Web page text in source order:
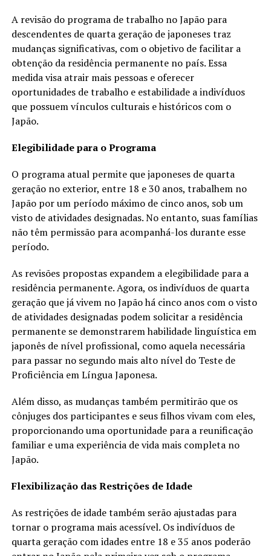
A revisão do programa de trabalho no Japão para
descendentes de quarta geração de japoneses traz
mudanças significativas, com o objetivo de facilitar a
obtenção da residência permanente no país. Essa
medida visa atrair mais pessoas e oferecer
oportunidades de trabalho e estabilidade a indivíduos
que possuem vínculos culturais e históricos com o
Japão.
Elegibilidade para o Programa
O programa atual permite que japoneses de quarta
geração no exterior, entre 18 e 30 anos, trabalhem no
Japão por um período máximo de cinco anos, sob um
visto de atividades designadas. No entanto, suas famílias
não têm permissão para acompanhá-los durante esse
período.
As revisões propostas expandem a elegibilidade para a
residência permanente. Agora, os indivíduos de quarta
geração que já vivem no Japão há cinco anos com o visto
de atividades designadas podem solicitar a residência
permanente se demonstrarem habilidade linguística em
japonês de nível profissional, como aquela necessária
para passar no segundo mais alto nível do Teste de
Proficiência em Língua Japonesa.
Além disso, as mudanças também permitirão que os
cônjuges dos participantes e seus filhos vivam com eles,
proporcionando uma oportunidade para a reunificação
familiar e uma experiência de vida mais completa no
Japão.
Flexibilização das Restrições de Idade
As restrições de idade também serão ajustadas para
tornar o programa mais acessível. Os indivíduos de
quarta geração com idades entre 18 e 35 anos poderão